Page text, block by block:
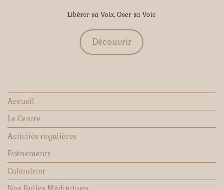
Libérer sa Voix, Oser sa Voie
Découvrir
Accueil
Le Centre
Activités régulières
Evénements
Calendrier